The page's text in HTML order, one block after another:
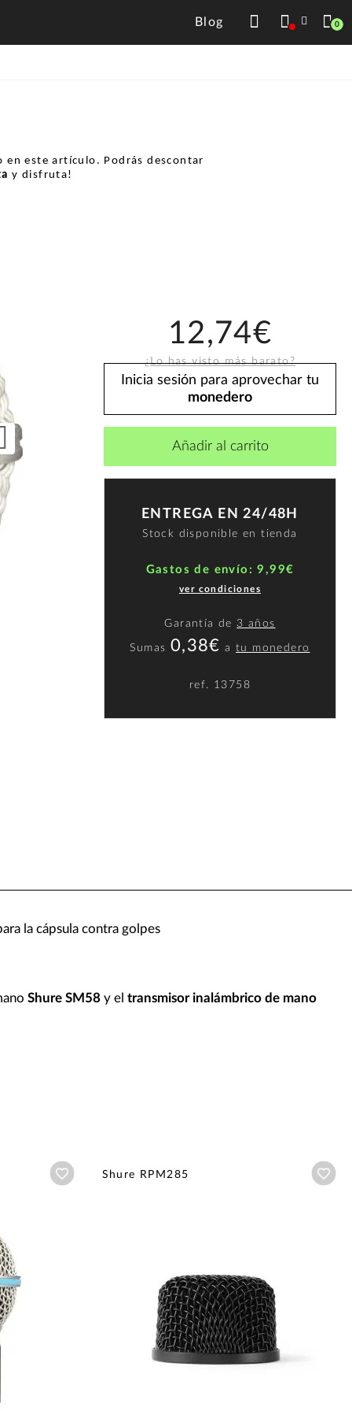
Blog 0
en este artículo. Podrás descontar
y disfruta!
12,74€
¿Lo has visto más barato?
Inicia sesión para aprovechar tu
monedero
Añadir al carrito
ENTREGA EN 24/48H
Stock disponible en tienda
Gastos de envío: 9,99€
ver condiciones
Garantía de 3 años
Sumas 0,38€ atu monedero
ref. 13758
la cápsula contra golpes
Shure SM58y el transmisor inalámbrico de mano
Añadir a wishlist
Shure RPM285